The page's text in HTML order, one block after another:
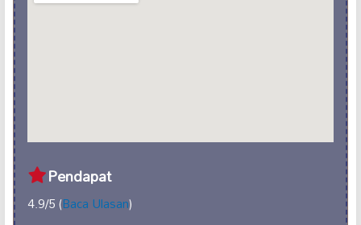
Pendapat
4.9/5 (Baca Ulasan)